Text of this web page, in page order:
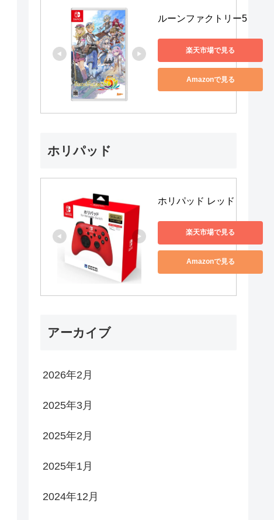
ルーンファクトリー5
楽天市場で見る
Amazonで見る
ホリパッド
ホリパッド レッド
楽天市場で見る
Amazonで見る
アーカイブ
2026年2月
2025年3月
2025年2月
2025年1月
2024年12月